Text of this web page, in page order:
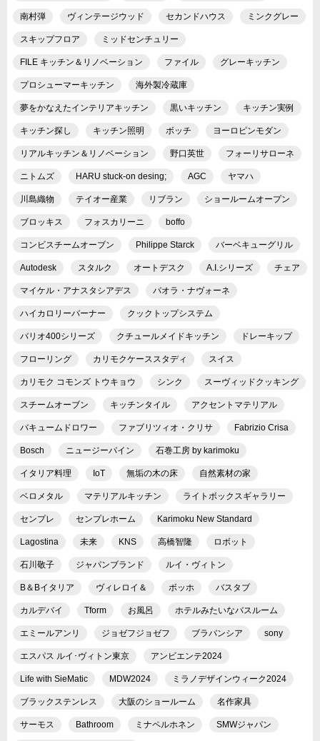
南村弾 ヴィンテージウッド セカンドハウス ミンクグレー
スキップフロア ミッドセンチュリー
FILE キッチン＆リノベーション ファイル グレーキッチン
プロシューマーキッチン 海外製冷蔵庫
夢をかなえたインテリアキッチン 黒いキッチン キッチン実例
キッチン探し キッチン照明 ボッチ ヨーロピンモダン
リアルキッチン＆リノベーション 野口英世 フォーリサローネ
ニトムズ HARU stuck-on desing; AGC ヤマハ
川島織物 テイオー産業 リブラン ショールームオープン
ブロッキス フォスカリーニ boffo
コンビスチームオーブン Philippe Starck バーベキューグリル
Autodesk スタルク オートデスク A.I.シリーズ チェア
マイケル・アナスタシアデス パオラ・ナヴォーネ
ハイカロリーバーナー クックトップシステム
バリオ400シリーズ クチュールメイドキッチン ドレーキップ
フローリング カリモクケーススタディ スイス
カリモク コモンズ トウキョウ シンク スーヴィッドクッキング
スチームオーブン キッチンタイル アクセントマテリアル
バキュームドロワー ファブリツィオ・クリサ Fabrizio Crisa
Bosch ニュージーパイン 石巻工房 by karimoku
イタリア料理 IoT 無垢の木の床 自然素材の家
ベロメタル マテリアルキッチン ライトボックスギャラリー
センプレ センプレホーム Karimoku New Standard
Lagostina 未来 KNS 高橋智隆 ロボット
石川敬子 ジャパンブランド ルイ・ヴィトン
B＆Bイタリア ヴィレロイ＆ ボッホ バスタブ
カルデバイ Tform お風呂 ホテルみたいなバスルーム
エミールアンリ ジョゼフジョゼフ ブラバンシア sony
エスパス ルイ･ヴィトン東京 アンビエンテ2024
Life with SieMatic MDW2024 ミラノデザインウィーク2024
ブラックステンレス 大阪のショールーム 名作家具
サーモス Bathroom ミナペルホネン SMWジャパン